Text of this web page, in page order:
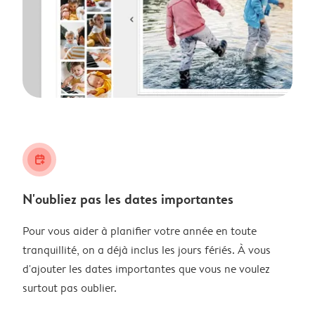
calendar_plus
N'oubliez pas les dates importantes
Pour vous aider à planifier votre année en toute
tranquillité, on a déjà inclus les jours fériés. À vous
d'ajouter les dates importantes que vous ne voulez
surtout pas oublier.